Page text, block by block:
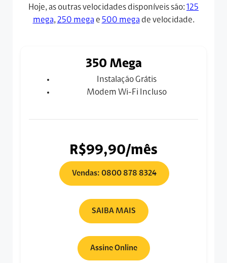
Hoje, as outras velocidades disponíveis são: 125
mega, 250 megae 500 megade velocidade.
350 Mega
Instalação Grátis
Modem Wi-Fi Incluso
R$99,90/mês
Vendas: 0800 878 8324
SAIBA MAIS
Assine Online